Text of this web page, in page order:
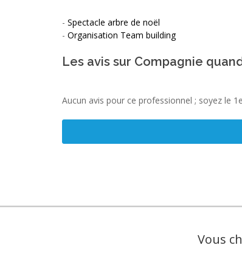
- Spectacle arbre de noël
- Organisation Team building
Les avis sur Compagnie
Aucun avis pour ce professionnel ; soyez le
Vous